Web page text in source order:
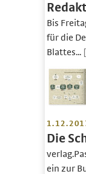
Bis
für die
Blattes...
Die
ein zur